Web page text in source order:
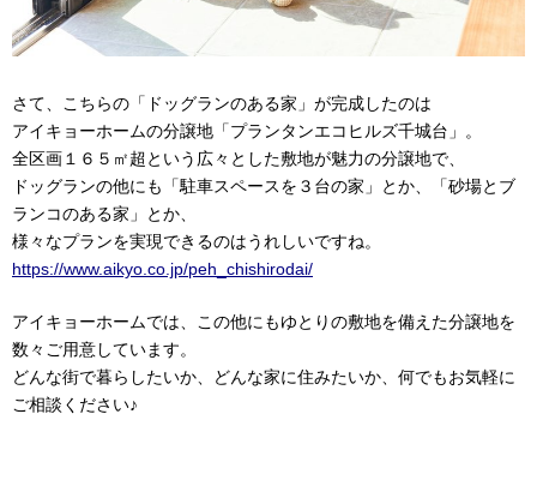
さて、こちらの「ドッグランのある家」が完成したのは
アイキョーホームの分譲地「プランタンエコヒルズ千城台」。
全区画１６５㎡超という広々とした敷地が魅力の分譲地で、
ドッグランの他にも「駐車スペースを３台の家」とか、「砂場とブ
ランコのある家」とか、
様々なプランを実現できるのはうれしいですね。
https://www.aikyo.co.jp/peh_chishirodai/
アイキョーホームでは、この他にもゆとりの敷地を備えた分譲地を
数々ご用意しています。
どんな街で暮らしたいか、どんな家に住みたいか、何でもお気軽に
ご相談ください♪